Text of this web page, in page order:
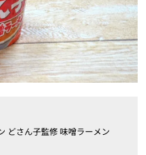
どさん子監修 味噌ラーメン